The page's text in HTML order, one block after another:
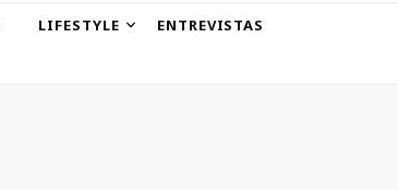
LIFESTYLE
ENTREVISTAS